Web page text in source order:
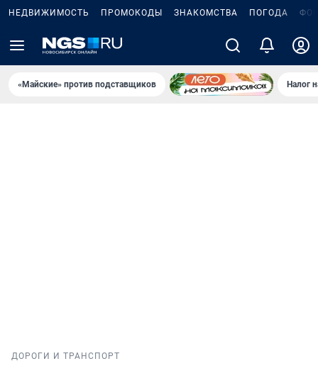
НЕДВИЖИМОСТЬ ПРОМОКОДЫ ЗНАКОМСТВА ПОГОДА
«Майские» против подставщиков Налог
ДОРОГИ И ТРАНСПОРТ